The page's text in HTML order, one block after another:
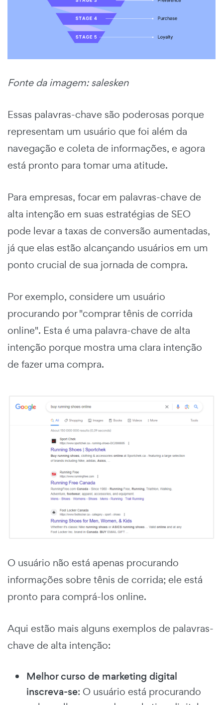
Fonte da imagem: salesken
Essas palavras-chave são poderosas porque
representam um usuário que foi além da
navegação e coleta de informações, e agora
está pronto para tomar uma atitude.
Para empresas, focar em palavras-chave de
alta intenção em suas estratégias de SEO
pode levar a taxas de conversão aumentadas,
já que elas estão alcançando usuários em um
ponto crucial de sua jornada de compra.
Por exemplo, considere um usuário
procurando por "comprar tênis de corrida
online". Esta é uma palavra-chave de alta
intenção porque mostra uma clara intenção
de fazer uma compra.
O usuário não está apenas procurando
informações sobre tênis de corrida; ele está
pronto para comprá-los online.
Aqui estão mais alguns exemplos de palavras-
chave de alta intenção:
Melhor curso de marketing digital
inscreva-se: O usuário está procurando